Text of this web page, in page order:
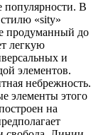
популярности. В
«sity»
продуманный до
легкую
и
элементов.
небрежность.
элементы этого
на